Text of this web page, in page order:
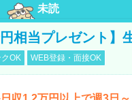
未読
相当プレゼント】
OK WEB登録・面接OK